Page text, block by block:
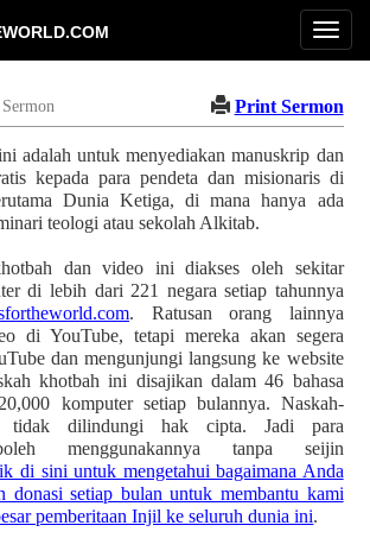
Sermon Print Sermon
adalah untuk menyediakan manuskrip dan
kepada para pendeta dan misionaris di
Dunia Ketiga, di mana hanya ada
teologi atau sekolah Alkitab.
dan video ini diakses oleh sekitar
di lebih dari 221 negara setiap tahunnya
. Ratusan orang lainnya
di YouTube, tetapi mereka akan segera
dan mengunjungi langsung ke website
khotbah ini disajikan dalam 46 bahasa
komputer setiap bulannya. Naskah-
tidak dilindungi hak cipta. Jadi para
menggunakannya tanpa seijin
di sini untuk mengetahui bagaimana Anda
donasi setiap bulan untuk membantu kami
pemberitaan Injil ke seluruh dunia ini.